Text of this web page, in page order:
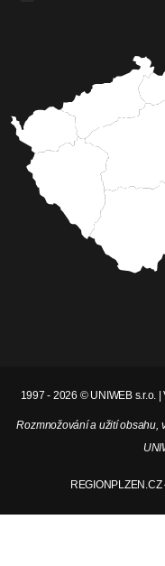
1997 - 2026 © UNIWEB s.r.o.
Rozmnožování a užití obsahu,